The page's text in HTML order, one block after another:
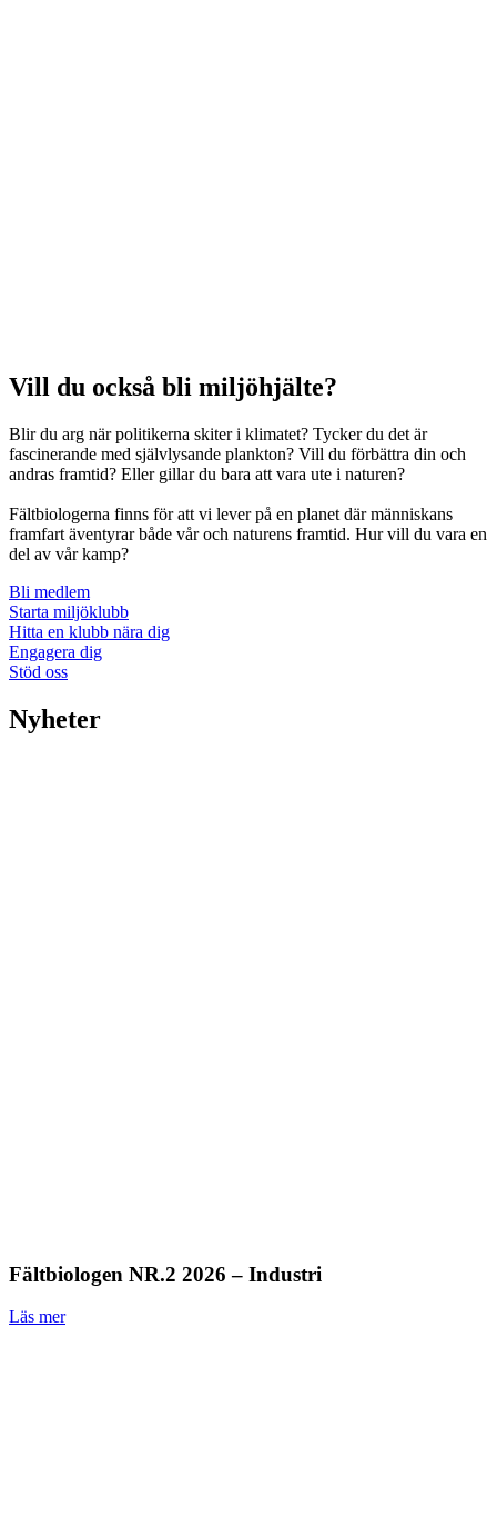
Vill du också bli miljöhjälte?
Blir du arg när politikerna skiter i klimatet? Tycker du det är
fascinerande med självlysande plankton? Vill du förbättra din och
andras framtid? Eller gillar du bara att vara ute i naturen?
Fältbiologerna finns för att vi lever på en planet där människans
framfart äventyrar både vår och naturens framtid. Hur vill du vara en
del av vår kamp?
Bli medlem
Starta miljöklubb
Hitta en klubb nära dig
Engagera dig
Stöd oss
Nyheter
Fältbiologen NR.2 2026 – Industri
Läs mer